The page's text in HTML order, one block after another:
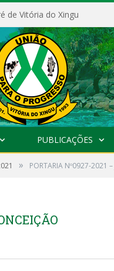
de Vitória do Xingu
PUBLICAÇÕES
» PORTARIA Nº0927-2021